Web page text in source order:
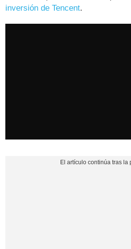
inversión de Tencent.